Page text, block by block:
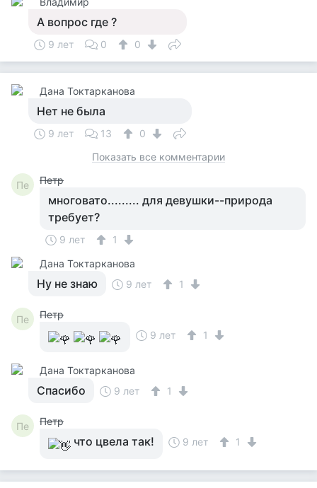
А вопрос где ?
9 лет 0 0
Дана Токтарканова
Нет не была
9 лет 13
0
Показать все комментарии
Пе Петр
многовато......... для девушки--природа
требует?
9 лет
1
Дана Токтарканова
Ну не знаю 9 лет 1
Пе
Петр
9 лет
1
Дана Токтарканова
Спасибо 9 лет 1
Пе Петр
что цвела так! 9 лет 1